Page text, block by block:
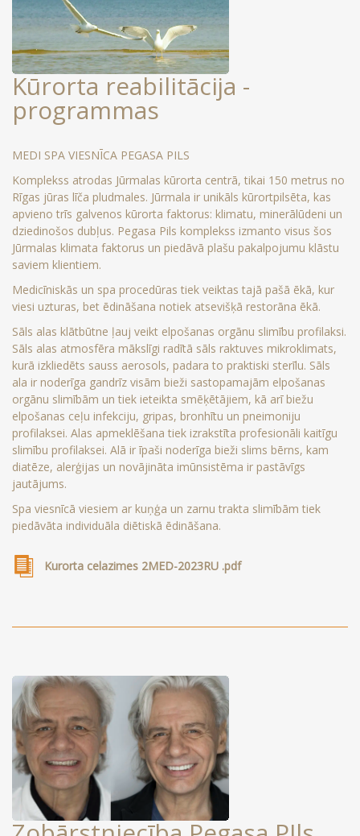
Kūrorta reabilitācija -
programmas
MEDI SPA VIESNĪCA PEGASA PILS
Komplekss atrodas Jūrmalas kūrorta centrā, tikai 150 metrus no
Rīgas jūras līča pludmales. Jūrmala ir unikāls kūrortpilsēta, kas
apvieno trīs galvenos kūrorta faktorus: klimatu, minerālūdeni un
dziedinošos dubļus. Pegasa Pils komplekss izmanto visus šos
Jūrmalas klimata faktorus un piedāvā plašu pakalpojumu klāstu
saviem klientiem.
Medicīniskās un spa procedūras tiek veiktas tajā pašā ēkā, kur
viesi uzturas, bet ēdināšana notiek atsevišķā restorāna ēkā.
Sāls alas klātbūtne ļauj veikt elpošanas orgānu slimību profilaksi.
Sāls alas atmosfēra mākslīgi radītā sāls raktuves mikroklimats,
kurā izkliedēts sauss aerosols, padara to praktiski sterīlu. Sāls
ala ir noderīga gandrīz visām bieži sastopamajām elpošanas
orgānu slimībām un tiek ieteikta smēķētājiem, kā arī biežu
elpošanas ceļu infekciju, gripas, bronhītu un pneimoniju
profilaksei. Alas apmeklēšana tiek izrakstīta profesionāli kaitīgu
slimību profilaksei. Alā ir īpaši noderīga bieži slims bērns, kam
diatēze, alerģijas un novājināta imūnsistēma ir pastāvīgs
jautājums.
Spa viesnīcā viesiem ar kuņģa un zarnu trakta slimībām tiek
piedāvāta individuāla diētiskā ēdināšana.
Kurorta celazimes 2MED-2023RU .pdf